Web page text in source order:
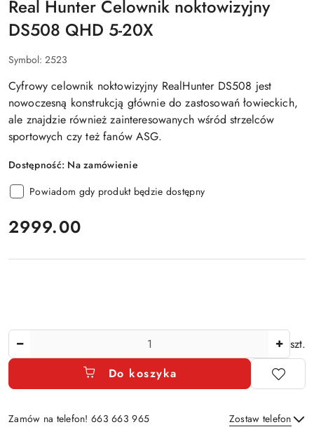
Real Hunter Celownik noktowizyjny
DS508 QHD 5-20X
Symbol: 2523
Cyfrowy celownik noktowizyjny RealHunter DS508 jest
nowoczesną konstrukcją głównie do zastosowań łowieckich,
ale znajdzie również zainteresowanych wśród strzelców
sportowych czy też fanów ASG.
Dostępność: Na zamówienie
Powiadom gdy produkt będzie dostępny
cena:
2999.00
szt.
Do koszyka
Zamów na telefon! 663 663 965 Zostaw telefon